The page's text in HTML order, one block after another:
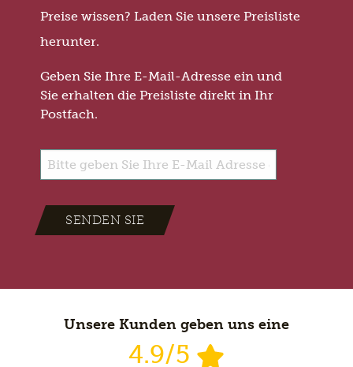
Preise wissen? Laden Sie unsere Preisliste
herunter.
Geben Sie Ihre E-Mail-Adresse ein und
Sie erhalten die Preisliste direkt in Ihr
Postfach.
SENDEN SIE
Unsere Kunden geben uns eine
4.9/5